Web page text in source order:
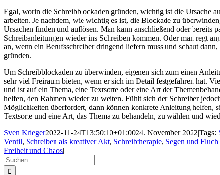
Egal, worin die Schreibblockaden gründen, wichtig ist die Ursache
arbeiten. Je nachdem, wie wichtig es ist, die Blockade zu
Ursachen finden und auflösen. Man kann anschließend oder bereits
Schreibanleitungen wieder ins Schreiben kommen. Oder man regt
an, wenn ein Berufsschreiber dringend liefern muss und schaut
gründen.
Um Schreibblockaden zu überwinden, eigenen sich zum einen
sehr viel Freiraum bieten, wenn er sich im Detail festgefahren hat.
und ist auf ein Thema, eine Textsorte oder eine Art der
helfen, den Rahmen wieder zu weiten. Fühlt sich der Schreiber
Möglichkeiten überfordert, dann können konkrete Anleitung helfen,
Textsorte und eine Art, das Thema zu behandeln, zu wählen und
Sven Krieger2022-11-24T13:50:10+01:0024. November 2022|Tags:
Ventil, Schreiben als kreativer Akt, Schreibtherapie, Segen und
Freiheit und Chaos|
Suche
nach: